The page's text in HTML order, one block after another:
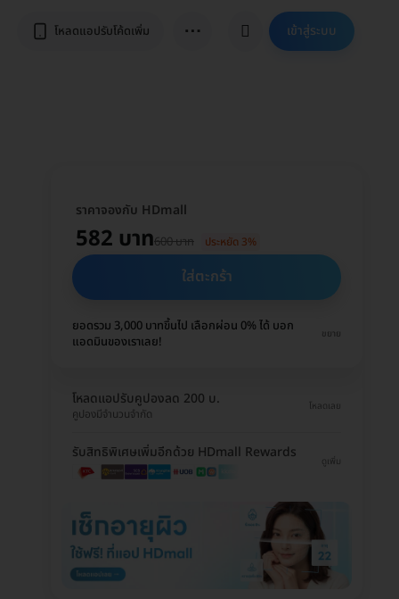
โหลดแอปรับโค้ดเพิ่ม ⋯ เข้าสู่ระบบ
ราคาจองกับ HDmall
582 บาท600 บาท ประหยัด 3%
ใส่ตะกร้า
ยอดรวม 3,000 บาทขึ้นไป เลือกผ่อน 0% ได้ บอก
แอดมินของเราเลย!
ขยาย
โหลดแอปรับคูปองลด 200 บ.
คูปองมีจำนวนจำกัด
โหลดเลย
รับสิทธิพิเศษเพิ่มอีกด้วย HDmall Rewards
ดูเพิ่ม